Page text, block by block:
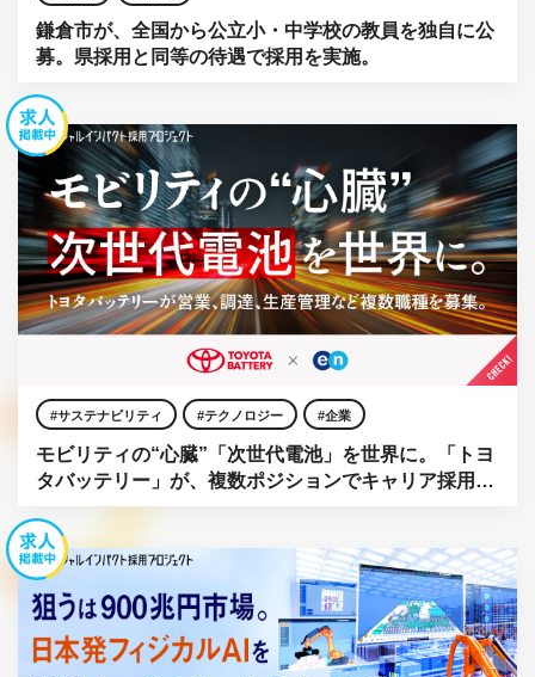
鎌倉市が、全国から公立小・中学校の教員を独自に公
募。県採用と同等の待遇で採用を実施。
サステナビリティ テクノロジー 企業
モビリティの“心臓”「次世代電池」を世界に。「トヨ
タバッテリー」が、複数ポジションでキャリア採用を